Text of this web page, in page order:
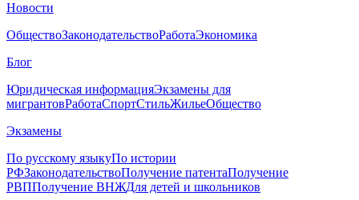
Новости
ОбществоЗаконодательствоРаботаЭкономика
Блог
Юридическая информацияЭкзамены для
мигрантовРаботаСпортСтильЖильеОбщество
Экзамены
По русскому языкуПо истории
РФЗаконодательствоПолучение патентаПолучение
РВППолучение ВНЖДля детей и школьников